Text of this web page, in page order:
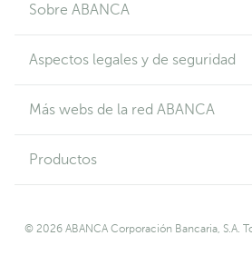
Sobre ABANCA
Aspectos legales y de seguridad
Más webs de la red ABANCA
Productos
© 2026 ABANCA Corporación Bancaria, S.A.